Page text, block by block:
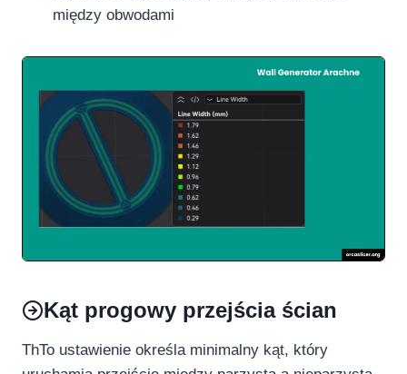
między obwodami
Kąt progowy przejścia ścian
ThTo ustawienie określa minimalny kąt, który